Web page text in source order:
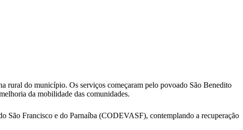
rural do município. Os serviços começaram pelo povoado São Benedito
da mobilidade das comunidades.
São Francisco e do Parnaíba (CODEVASF), contemplando a recuperação